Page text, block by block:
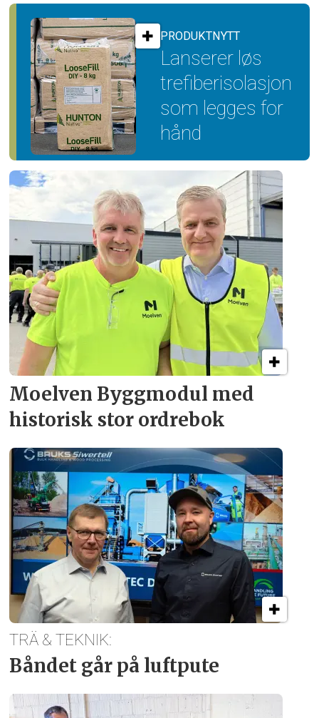
PRODUKTNYTT
Lanserer løs
trefiber­isolasjon
som legges for
hånd
Moelven Byggmodul med
historisk stor ordrebok
TRÄ & TEKNIK:
Båndet går på luftpute